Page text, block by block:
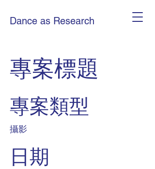
Dance as Research
專案標題
專案類型
攝影
日期